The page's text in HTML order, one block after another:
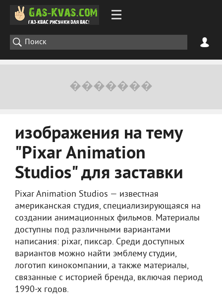
изображения на тему
"Pixar Animation
Studios" для заставки
Pixar Animation Studios — известная
американская студия, специализирующаяся на
создании анимационных фильмов. Материалы
доступны под различными вариантами
написания: pixar, пиксар. Среди доступных
вариантов можно найти эмблему студии,
логотип кинокомпании, а также материалы,
связанные с историей бренда, включая период
1990-х годов.